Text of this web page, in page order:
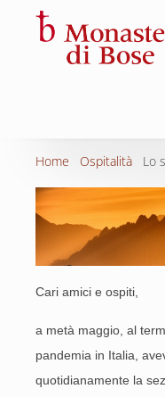
Home Ospitalità Lo
Cari amici e ospiti,
a metà maggio, al
pandemia in Italia,
quotidianamente la